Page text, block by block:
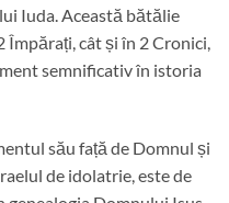
Iuda. Această bătălie
cât și în 2 Cronici,
semnificativ în istoria
său față de Domnul și
de idolatrie, este de